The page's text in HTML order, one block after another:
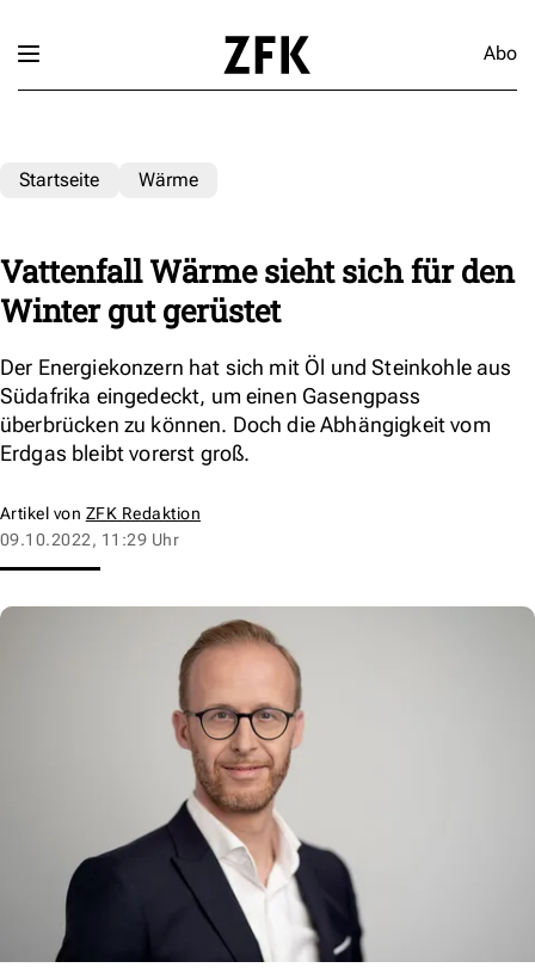
Abo
Startseite Wärme
Vattenfall Wärme sieht sich für den
Winter gut gerüstet
Der Energiekonzern hat sich mit Öl und Steinkohle aus
Südafrika eingedeckt, um einen Gasengpass
überbrücken zu können. Doch die Abhängigkeit vom
Erdgas bleibt vorerst groß.
Artikel von ZFK Redaktion
09.10.2022, 11:29 Uhr